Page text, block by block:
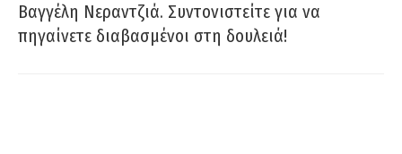
Βαγγέλη Νεραντζιά. Συντονιστείτε για να
πηγαίνετε διαβασμένοι στη δουλειά!